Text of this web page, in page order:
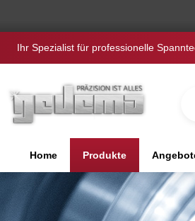
Ihr Spezialist für professionelle
Home Produkte